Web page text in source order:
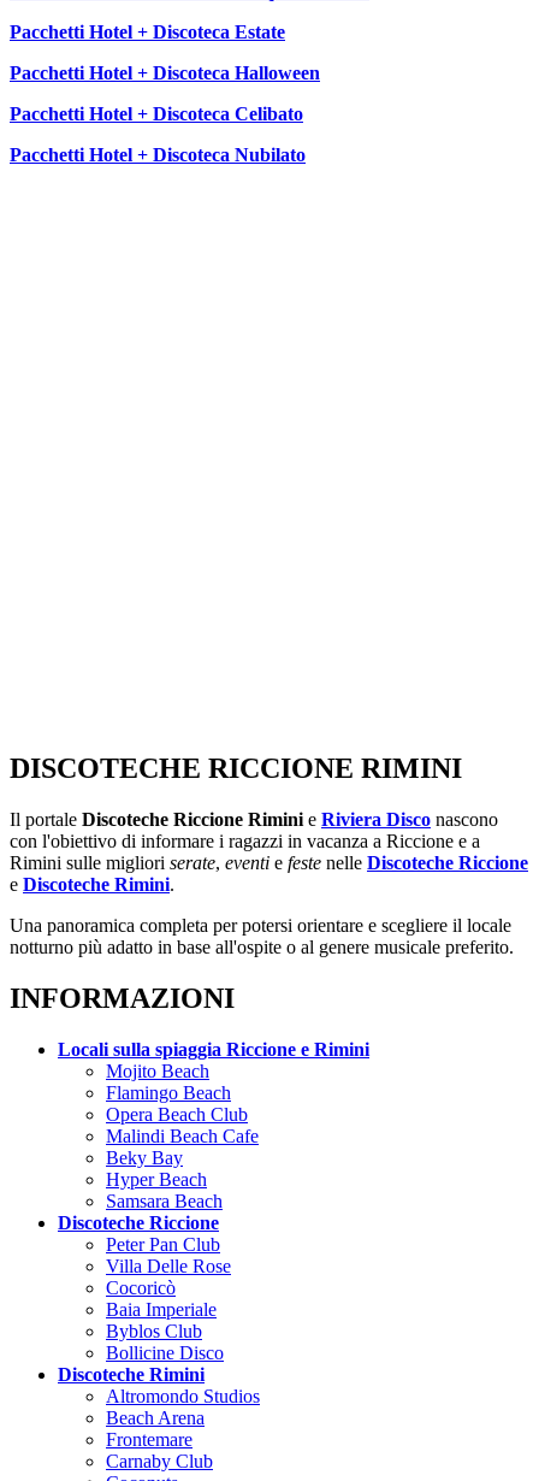
Pacchetti Hotel + Discoteca Estate
Pacchetti Hotel + Discoteca Halloween
Pacchetti Hotel + Discoteca Celibato
Pacchetti Hotel + Discoteca Nubilato
DISCOTECHE RICCIONE RIMINI
Il portale Discoteche Riccione Rimini e Riviera Disco nascono
con l'obiettivo di informare i ragazzi in vacanza a Riccione e a
Rimini sulle migliori serate, eventi e feste nelle Discoteche Riccione
e Discoteche Rimini.
Una panoramica completa per potersi orientare e scegliere il locale
notturno più adatto in base all'ospite o al genere musicale preferito.
INFORMAZIONI
Locali sulla spiaggia Riccione e Rimini
Mojito Beach
Flamingo Beach
Opera Beach Club
Malindi Beach Cafe
Beky Bay
Hyper Beach
Samsara Beach
Discoteche Riccione
Peter Pan Club
Villa Delle Rose
Cocoricò
Baia Imperiale
Byblos Club
Bollicine Disco
Discoteche Rimini
Altromondo Studios
Beach Arena
Frontemare
Carnaby Club